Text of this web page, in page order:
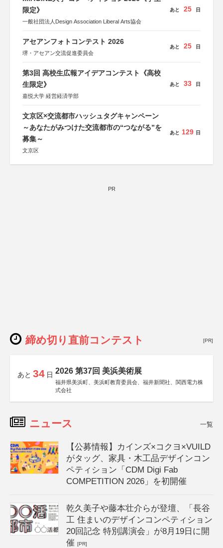
限定》
一般社団法人Design Association Liberal Arts協会
あと 25 日
アセアンフォトコンテスト 2026
堺・アセアン交流促進委員会
あと 25 日
第3回 高校生広報アイデアコンテスト《高校
生限定》
嘉悦大学 経営経済学部
あと 33 日
文京区×交流都市ハッシュタグキャンペーン
～あなたがみつけた交流都市の“つながる”を
募集～
文京区
あと 129 日
PR
締め切り直前コンテスト [PR]
あと 34 日 2026 第37回 美浜美術展
福井県美浜町、美浜町教育委員会、福井新聞社、関西電力株
式会社
ニュース 一覧
【公募情報】カインズ×コクヨ×VUILD
がタッグ、家具・木工品デザインコン
ペティション「CDM Digi Fab
COMPETITION 2026」を初開催
乾久美子や藤本壮介らが登壇、「長谷
工 住まいのデザインコンペティション
20回記念 特別講演会」が8月19日に開
催[PR]